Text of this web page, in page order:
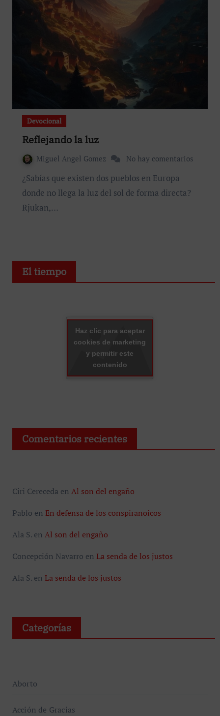
Devocional
Reflejando la luz
Miguel Angel Gomez No hay comentarios
¿Sabías que existen dos pueblos en Europa
donde no llega la luz del sol de forma directa?
Rjukan,…
El tiempo
Haz clic para aceptar
cookies de marketing
y permitir este
contenido
Comentarios recientes
Ciri Cereceda en Al son del engaño
Pablo en En defensa de los conspiranoicos
Ala S.en Al son del engaño
Concepción Navarro en La senda de los justos
Ala S.en La senda de los justos
Categorías
Aborto
Acción de Gracias